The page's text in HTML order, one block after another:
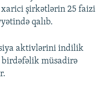
xarici şirkətlərin 25 faizi
qalıb.
aktivlərini indilik
müsadirə